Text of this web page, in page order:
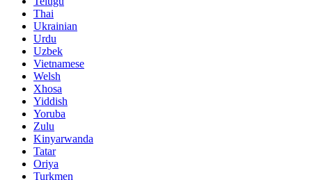
Thai
Ukrainian
Urdu
Uzbek
Vietnamese
Welsh
Xhosa
Yiddish
Yoruba
Zulu
Kinyarwanda
Tatar
Oriya
Turkmen